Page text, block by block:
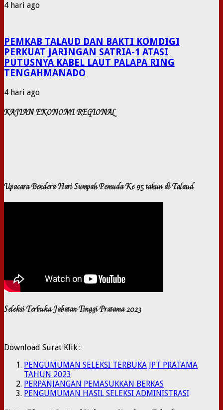
4 hari ago
PEMKAB TALAUD DAN BAKTI KOMDIGI
PERKUAT JARINGAN SATRIA-1 ATASI
PUTUSNYA KABEL LAUT PALAPA RING
TENGAHMANADO
4 hari ago
KAJIAN EKONOMI REGIONAL
Upacara Bendera Hari Sumpah Pemuda Ke 95 tahun di Talaud
Seleksi Terbuka Jabatan Tinggi Pratama 2023
Download Surat Klik :
PENGUMUMAN SELEKSI TERBUKA JPT PRATAMA
TAHUN 2023
PERPANJANGAN PEMASUKKAN BERKAS
PENGUMUMAN HASIL SELEKSI ADMINISTRASI